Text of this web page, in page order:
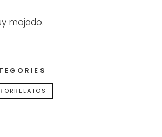
mojado.